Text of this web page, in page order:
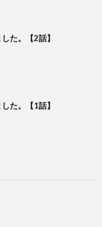
た。【2話】
た。【1話】